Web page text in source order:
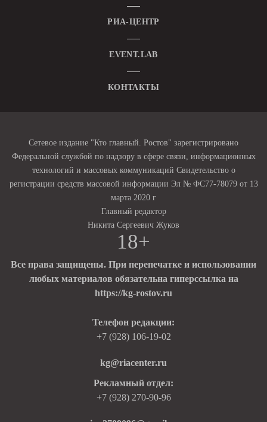
РИА-ЦЕНТР
EVENT.LAB
КОНТАКТЫ
Сетевое издание "Кто главный. Ростов" зарегистрировано
Федеральной службой по надзору в сфере связи, информационных
технологий и массовых коммуникаций Свидетельство о
регистрации средств массовой информации Эл № ФС77-78079 от 13
марта 2020 г
Главный редактор
Никита Сергеевич Жуков
18+
Все права защищены. При перепечатке и использовании
любых материалов обязательна гиперссылка на
https://kg-rostov.ru
Телефон редакции:
+7 (928) 106-19-02
kg@riacenter.ru
Рекламный отдел:
+7 (928) 270-90-96